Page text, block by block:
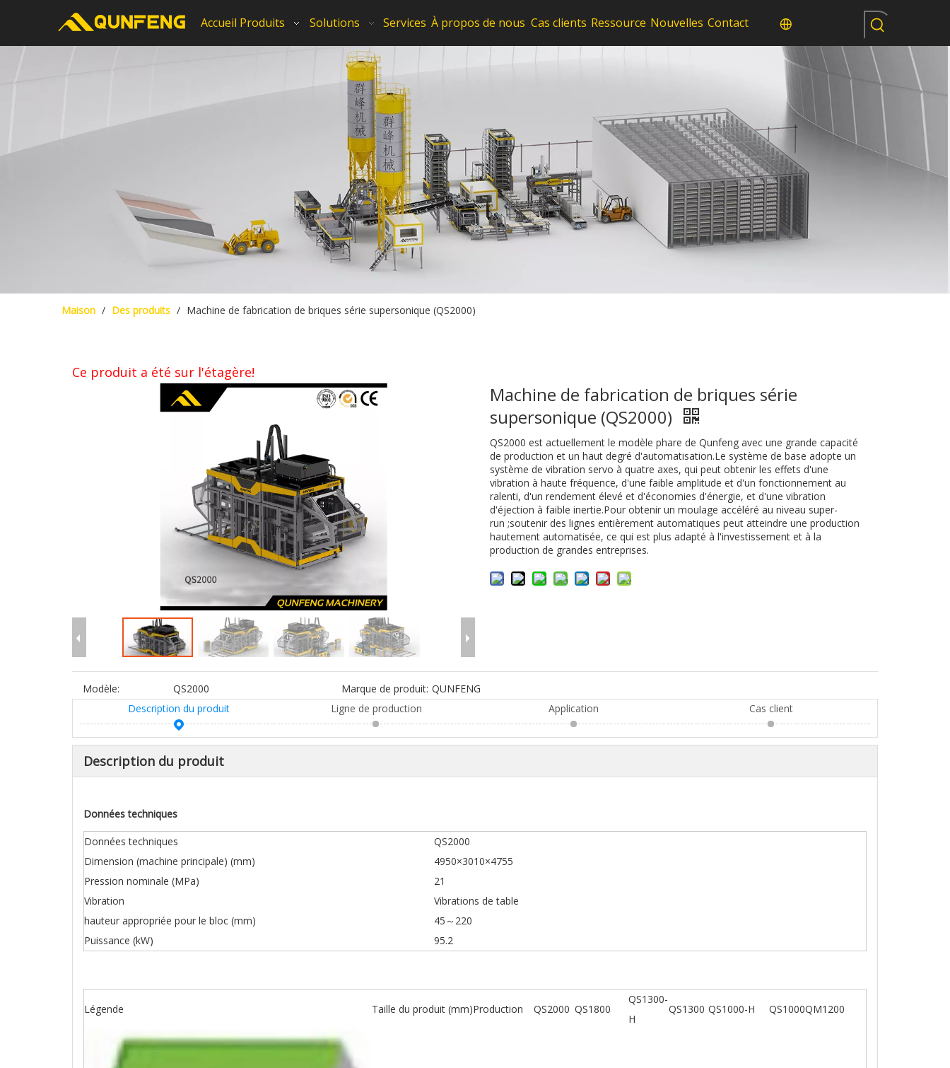
Accueil Produits Solutions Services À propos de nous Cas clients Ressource Nouvelles Contact
Maison / Des produits / Machine de fabrication de briques série supersonique (QS2000)
Ce produit a été sur l'étagère!
Machine de fabrication de briques série
supersonique (QS2000)
QS2000 est actuellement le modèle phare de Qunfeng avec une grande capacité
de production et un haut degré d'automatisation.Le système de base adopte un
système de vibration servo à quatre axes, qui peut obtenir les effets d'une
vibration à haute fréquence, d'une faible amplitude et d'un fonctionnement au
ralenti, d'un rendement élevé et d'économies d'énergie, et d'une vibration
d'éjection à faible inertie.Pour obtenir un moulage accéléré au niveau super-
run ;soutenir des lignes entièrement automatiques peut atteindre une production
hautement automatisée, ce qui est plus adapté à l'investissement et à la
production de grandes entreprises.
Modèle: QS2000 Marque de produit: QUNFENG
Description du produit
Ligne de production Application Cas client
Description du produit
Données techniques
Données techniques
QS2000
Dimension (machine principale) (mm)
4950×3010×4755
Pression nominale (MPa)
21
Vibration
Vibrations de table
hauteur appropriée pour le bloc (mm)
45～220
Puissance (kW)
95.2
Légende Taille du produit (mm)Production QS2000 QS1800
QS1300-
H
QS1300 QS1000-H QS1000QM1200